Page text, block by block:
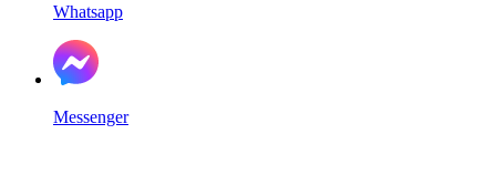
Whatsapp
Messenger